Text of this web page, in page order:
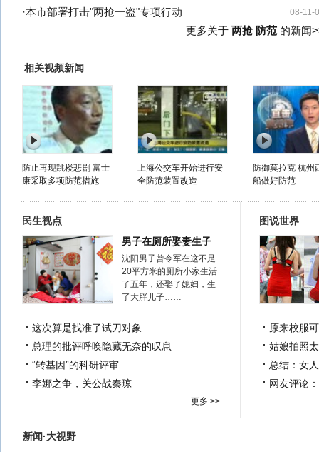
08-11-
·本市部署打击"两抢一盗"专项行动
更多关于 两抢 防范的新闻
相关视频新闻
防止再现跳楼悲剧 富士
康采取多项防范措施
上海公交车开始进行安
全防范装置改造
防御莫拉克 杭州
船做好防范
民生视点
男子在厕所娶妻生子
沈阳男子曾令军在这不足
20平方米的厕所小家生活
了五年，还娶了媳妇，生
了大胖儿子……
这次算是找准了试刀对象
总理的批评呼唤隐藏无奈的叹息
“转基因”的科研评审
李娜之争，关公战秦琼
更多 >>
图说世界
原来校服
姑娘拍照
总结：女
网友评论
新闻·大视野